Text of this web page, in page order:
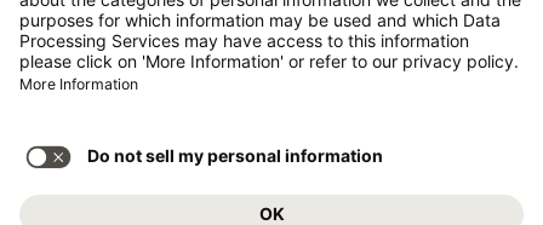
Leistungen anfallen. Es gelten dieAllgemeinen
Geschäftsbedingungen .